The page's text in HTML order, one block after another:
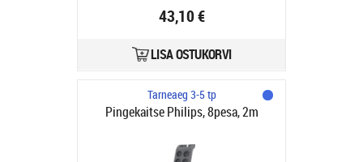
43,10 €
LISA OSTUKORVI
Tarneaeg 3-5 tp
Pingekaitse Philips, 8pesa, 2m